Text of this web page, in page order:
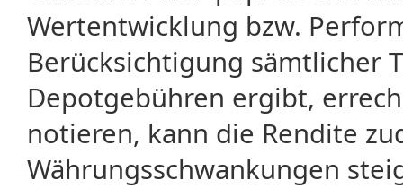
Wertentwicklung bzw.
Berücksichtigung sämtlicher
Depotgebühren ergibt,
notieren, kann die Rendite
Währungsschwankungen